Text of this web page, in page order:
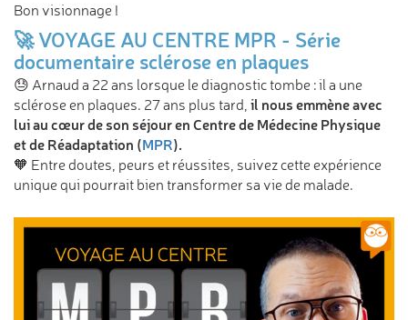
Bon visionnage !
🚀 VOYAGE AU CENTRE MPR - Série
documentaire sclérose en plaques
😓 Arnaud a 22 ans lorsque le diagnostic tombe : il a une
sclérose en plaques. 27 ans plus tard, il nous emmène avec
lui au cœur de son séjour en Centre de Médecine Physique
et de Réadaptation (MPR).
🧡 Entre doutes, peurs et réussites, suivez cette expérience
unique qui pourrait bien transformer sa vie de malade.